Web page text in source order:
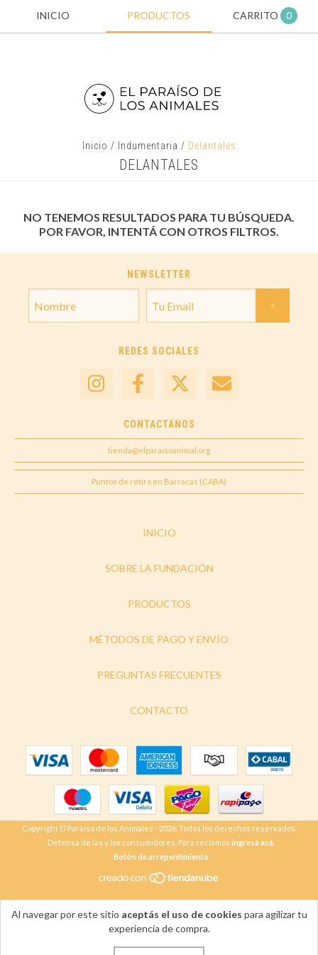
INICIO PRODUCTOS CARRITO 0
Al navegar por este sitio aceptás el uso de cookies para agilizar tu
experiencia de compra.
Inicio / Indumentaria / Delantales
DELANTALES
NO TENEMOS RESULTADOS PARA TU BÚSQUEDA.
POR FAVOR, INTENTÁ CON OTROS FILTROS.
NEWSLETTER
REDES SOCIALES
CONTACTANOS
tienda@elparaisoanimal.org
Puntos de retiro en Barracas (CABA)
INICIO
SOBRE LA FUNDACIÓN
PRODUCTOS
MÉTODOS DE PAGO Y ENVÍO
PREGUNTAS FRECUENTES
CONTACTO
Copyright El Paraíso de los Animales - 2026. Todos los derechos reservados.
Defensa de las y los consumidores. Para reclamos ingresá acá.
Botón de arrepentimiento